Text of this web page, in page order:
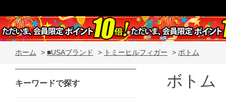
ホーム > ■USAブランド > トミーヒルフィガー > ボトム
キーワードで探す ボトム